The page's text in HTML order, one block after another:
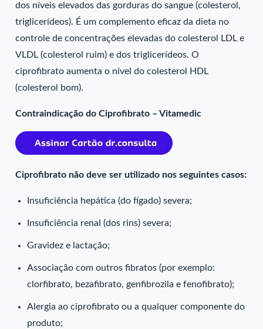
dos níveis elevados das gorduras do sangue (colesterol,
triglicerídeos). É um complemento eficaz da dieta no
controle de concentrações elevadas do colesterol LDL e
VLDL (colesterol ruim) e dos triglicerídeos. O
ciprofibrato aumenta o nível do colesterol HDL
(colesterol bom).
Contraindicação do Ciprofibrato – Vitamedic
Ciprofibrato não deve ser utilizado nos seguintes casos:
Insuficiência hepática (do fígado) severa;
Insuficiência renal (dos rins) severa;
Gravidez e lactação;
Associação com outros fibratos (por exemplo:
clorfibrato, bezafibrato, genfibrozila e fenofibrato);
Alergia ao ciprofibrato ou a qualquer componente do
produto;